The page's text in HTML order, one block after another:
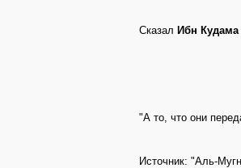
Сказал Ибн
"А то, что они
Источник: "Аль-